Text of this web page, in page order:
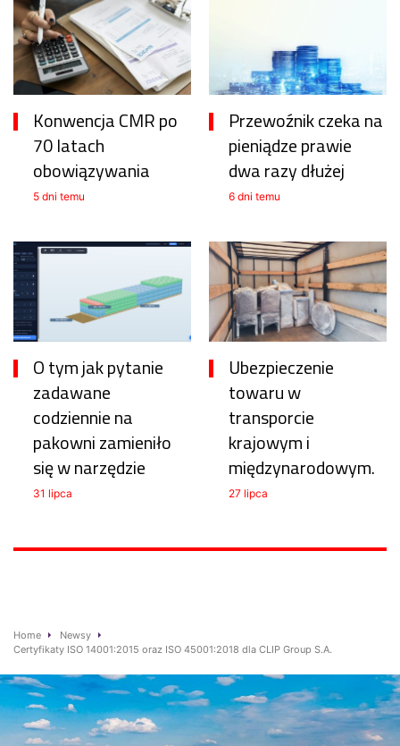
Konwencja CMR po
70 latach
obowiązywania
5 dni temu
Przewoźnik czeka na
pieniądze prawie
dwa razy dłużej
6 dni temu
O tym jak pytanie
zadawane
codziennie na
pakowni zamieniło
się w narzędzie
31 lipca
Ubezpieczenie
towaru w
transporcie
krajowym i
międzynarodowym.
27 lipca
Home
Newsy
Certyfikaty ISO 14001:2015 oraz ISO 45001:2018 dla CLIP Group S.A.